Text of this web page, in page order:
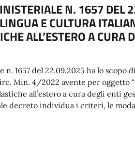
N. 1657 DEL
E CULTURA
ALL’ESTERO A CURA
1657 del 22.09.2025 ha lo scopo
Min. 4/2022 avente per oggetto
all’estero a cura degli enti
decreto individua i criteri, le